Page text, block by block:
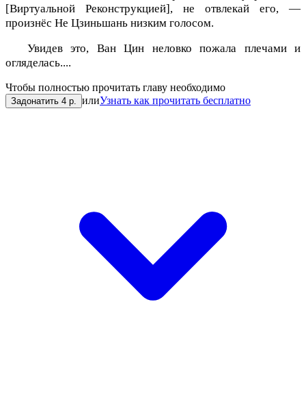
[Виртуальной Реконструкцией], не отвлекай его, —
произнёс Не Цзиньшань низким голосом.
Увидев это, Ван Цин неловко пожала плечами и
огляделась....
Чтобы полностью прочитать главу необходимо
Задонатить 4 р. илиУзнать как прочитать бесплатно